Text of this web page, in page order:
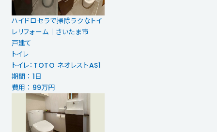
ハイドロセラで掃除ラクなトイ
レリフォーム｜さいたま市
戸建て
トイレ
トイレ：TOTO ネオレストAS1
期間 ： 1日
費用 ： 99万円